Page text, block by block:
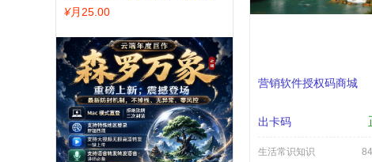
¥月25.00
营销软件授权码商城
出卡码
生活常识知识